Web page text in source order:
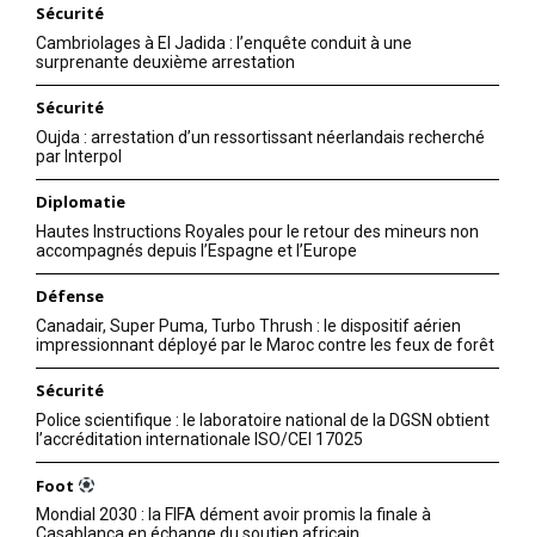
Sécurité
Cambriolages à El Jadida : l’enquête conduit à une
surprenante deuxième arrestation
Sécurité
Oujda : arrestation d’un ressortissant néerlandais recherché
par Interpol
Diplomatie
Hautes Instructions Royales pour le retour des mineurs non
accompagnés depuis l’Espagne et l’Europe
Défense
Canadair, Super Puma, Turbo Thrush : le dispositif aérien
impressionnant déployé par le Maroc contre les feux de forêt
Sécurité
Police scientifique : le laboratoire national de la DGSN obtient
l’accréditation internationale ISO/CEI 17025
Foot
Mondial 2030 : la FIFA dément avoir promis la finale à